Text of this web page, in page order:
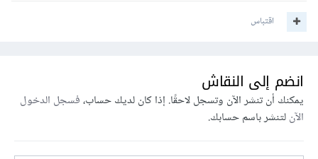
اقتباس
انضم إلى النقاش
يمكنك أن تنشر الآن وتسجل لاحقًا. إذا كان لديك حساب،فسجل الدخول
الآنلتنشر باسم حسابك.